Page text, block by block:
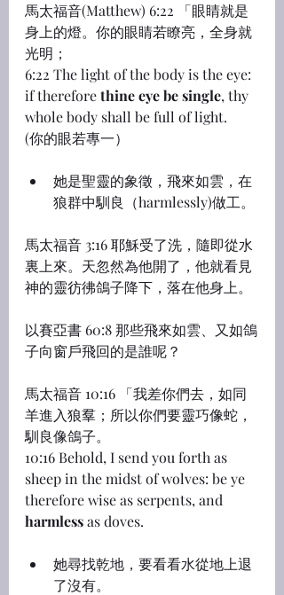
馬太福音(Matthew) 6:22 「眼睛就是
身上的燈。你的眼睛若瞭亮，全身就
光明；
6:22 The light of the body is the eye:
if therefore thine eye be single, thy
whole body shall be full of light.
(你的眼若專一）
她是聖靈的象徵，飛來如雲，在
狼群中馴良（harmlessly)做工。
馬太福音 3:16 耶穌受了洗，隨即從水
裏上來。天忽然為他開了，他就看見
神的靈彷彿鴿子降下，落在他身上。
以賽亞書 60:8 那些飛來如雲、又如鴿
子向窗戶飛回的是誰呢？
馬太福音 10:16 「我差你們去，如同
羊進入狼羣；所以你們要靈巧像蛇，
馴良像鴿子。
10:16 Behold, I send you forth as
sheep in the midst of wolves: be ye
therefore wise as serpents, and
harmless as doves.
她尋找乾地，要看看水從地上退
了沒有。